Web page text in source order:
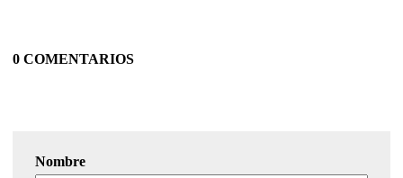
0 COMENTARIOS
Nombre